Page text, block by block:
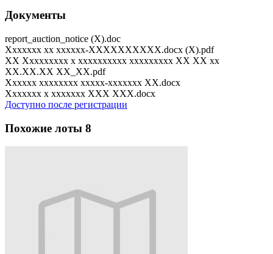
Документы
report_auction_notice (X).doc
Xxxxxxx xx xxxxxx-XXXXXXXXXX.docx (X).pdf
XX Xxxxxxxxx x xxxxxxxxxx xxxxxxxxx XX XX xx
XX.XX.XX XX_XX.pdf
Xxxxxx xxxxxxxx xxxxx-xxxxxxx XX.docx
Xxxxxxx x xxxxxxx XXX XXX.docx
Доступно после регистрации
Похожие лоты 8